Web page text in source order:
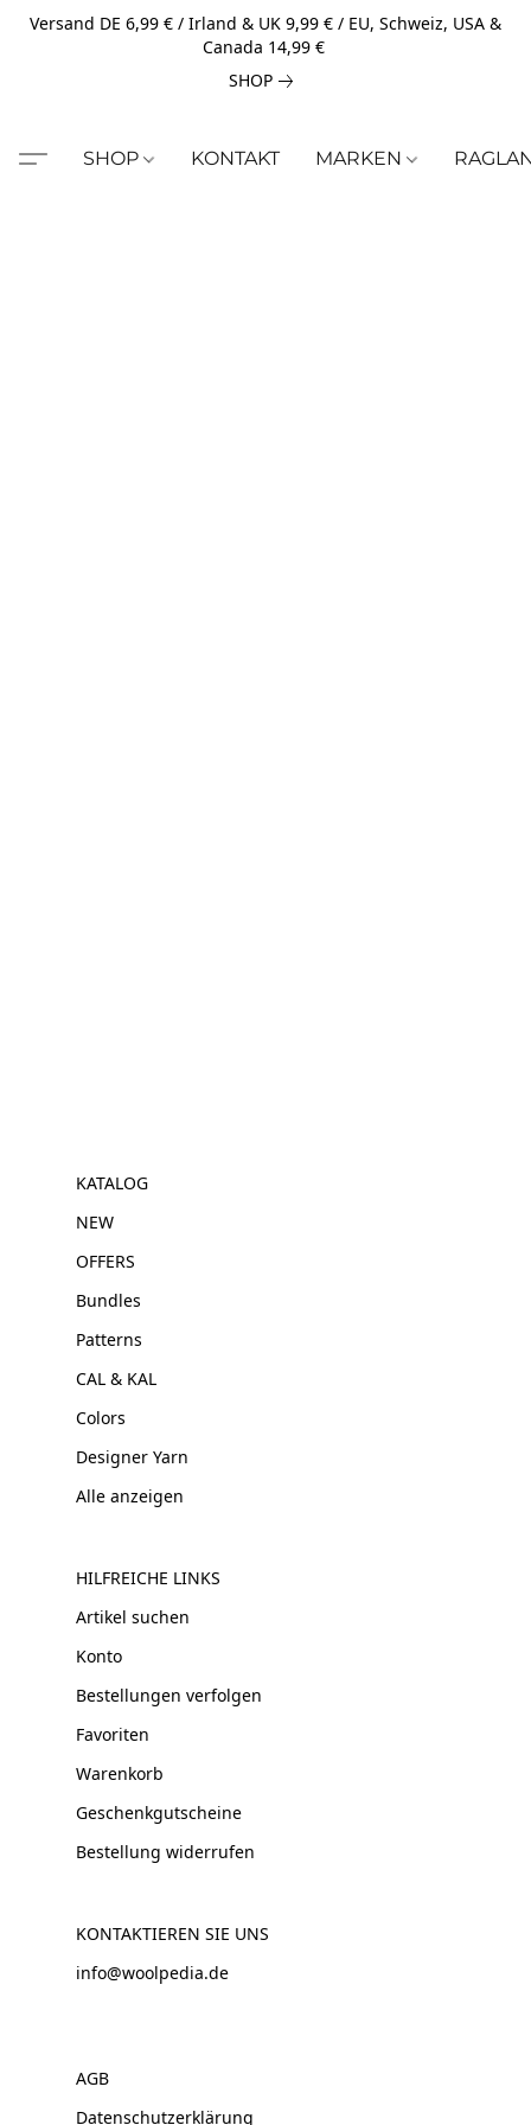
Versand DE 6,99 € / Irland & UK 9,99 € / EU, Schweiz, USA &
Canada 14,99 €
SHOP
SHOP KONTAKT MARKEN
KATALOG
NEW
OFFERS
Bundles
Patterns
CAL & KAL
Colors
Designer Yarn
Alle anzeigen
HILFREICHE LINKS
Artikel suchen
Konto
Bestellungen verfolgen
Favoriten
Warenkorb
Geschenkgutscheine
Bestellung widerrufen
KONTAKTIEREN SIE UNS
info@woolpedia.de
AGB
Datenschutzerklärung